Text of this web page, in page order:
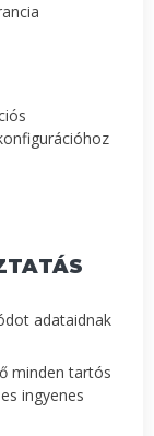
adataidnak
minden tartós
ingyenes